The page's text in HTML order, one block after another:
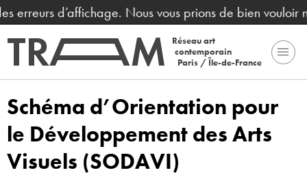
d’affichage. Nous vous prions de bien vouloir
Réseau art
contemporain
Paris / Île-de-France
Schéma d’Orientation pour
le Développement des Arts
Visuels (SODAVI)